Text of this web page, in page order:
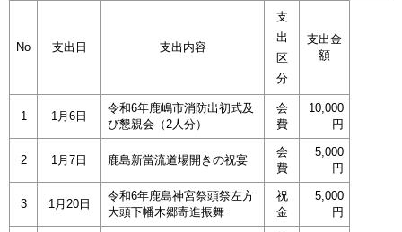
No 支出日 支出内容
支
出
区
分
支出金
額
1 1月6日
​令和6年鹿嶋市消防出初式及
び懇親会（2人分）
会
費
10,000
円
2 1月7日 鹿島新當流道場開きの祝宴
会
費
5,000
円
3 1月20日
令和6年鹿島神宮祭頭祭左方
大頭下幡木郷寄進振舞
祝
金
5,000
円